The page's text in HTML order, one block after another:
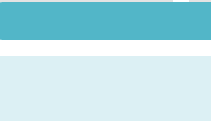
crises de sommeil